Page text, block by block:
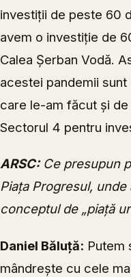
investiții de peste 60
avem o investiție de
Calea Șerban Vodă.
acestei pandemii
care le-am făcut și
Sectorul 4 pentru
ARSC:Ce presupun
Piața Progresul,
conceptul de „piață
Daniel Băluță: Putem
mândrește cu cele